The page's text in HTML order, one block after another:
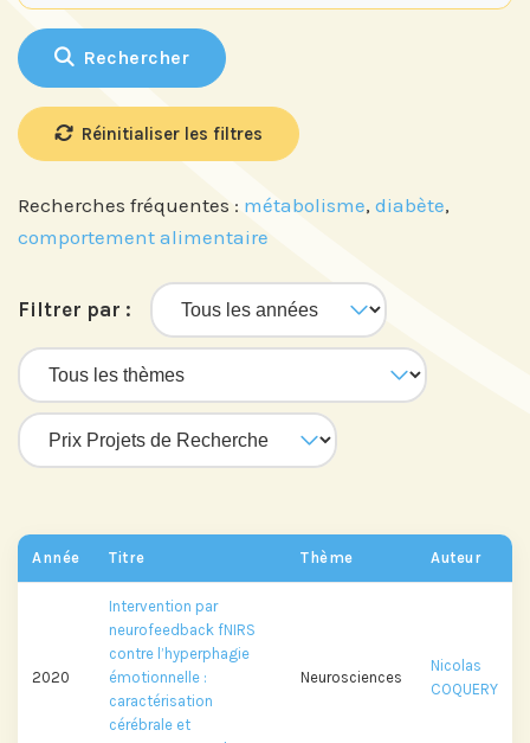
Rechercher
Réinitialiser les filtres
Recherches fréquentes : métabolisme, diabète,
comportement alimentaire
Filtrer par :
Année Titre Thème Auteur
2020
Intervention par
neurofeedback fNIRS
contre l’hyperphagie
émotionnelle :
caractérisation
cérébrale et
Neurosciences
Nicolas
COQUERY